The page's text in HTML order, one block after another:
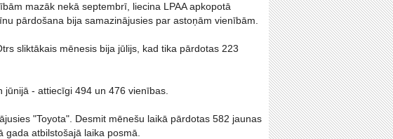
mazāk nekā septembrī, liecina LPAA apkopotā
pārdošana bija samazinājusies par astoņām vienībām.
sliktākais mēnesis bija jūlijs, kad tika pārdotas 223
- attiecīgi 494 un 476 vienības.
"Toyota". Desmit mēnešu laikā pārdotas 582 jaunas
atbilstošajā laika posmā.